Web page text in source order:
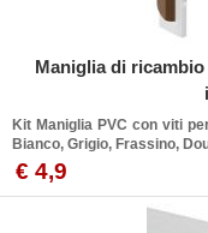
Maniglia di
Kit Maniglia PVC con viti
Bianco, Grigio, Frassino,
€ 4,9